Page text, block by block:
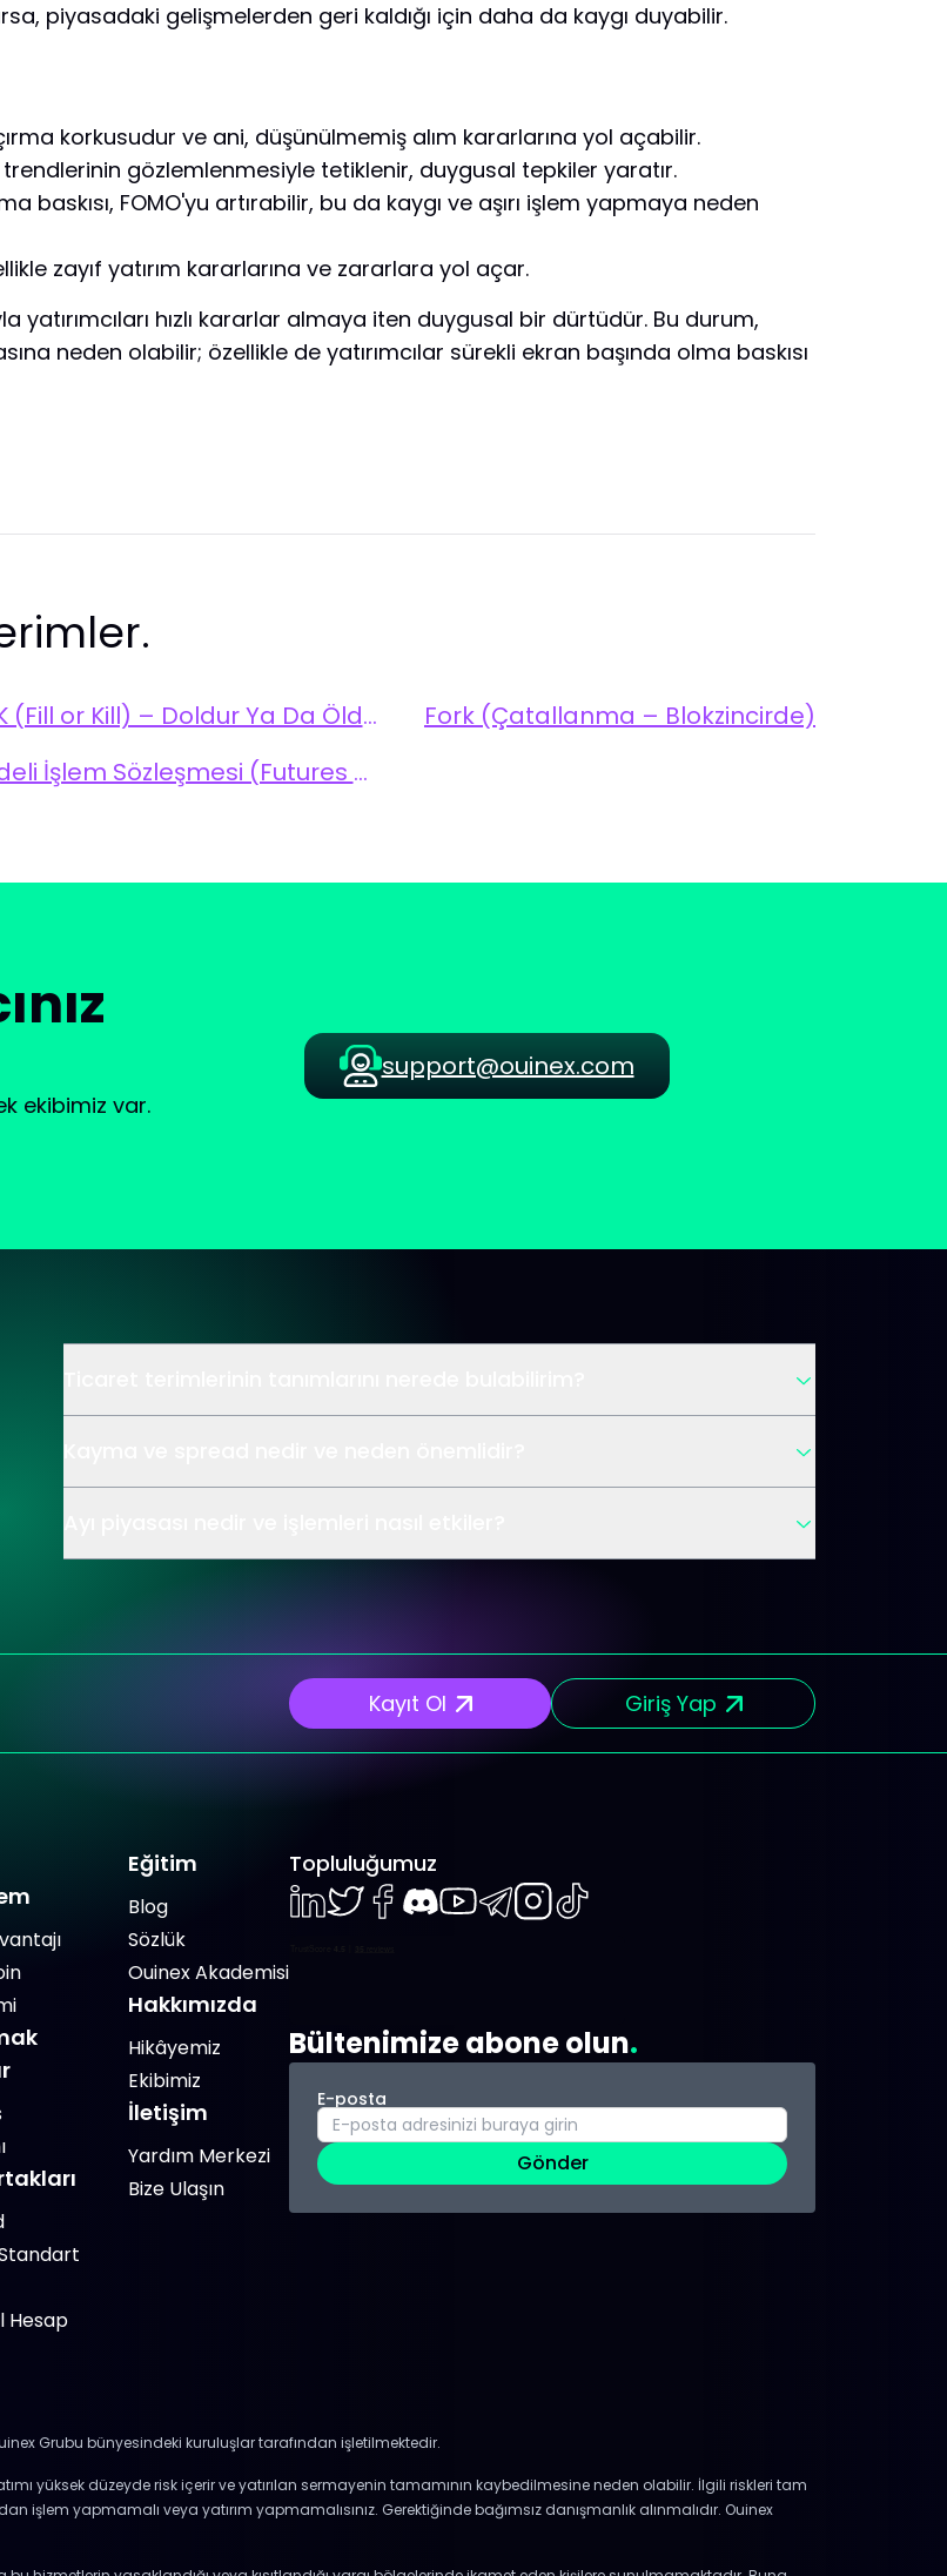
piyasadaki gelişmelerden geri kaldığı için daha da kaygı duyabilir.
korkusudur ve ani, düşünülmemiş alım kararlarına yol açabilir.
trendlerinin gözlemlenmesiyle tetiklenir, duygusal tepkiler yaratır.
baskısı, FOMO'yu artırabilir, bu da kaygı ve aşırı işlem yapmaya neden
zayıf yatırım kararlarına ve zararlara yol açar.
yatırımcıları hızlı kararlar almaya iten duygusal bir dürtüdür. Bu durum,
neden olabilir; özellikle de yatırımcılar sürekli ekran başında olma baskısı
FOK (Fill or Kill) – Doldur Ya Da Öldür Emri
Fork (Çatallanma – Blokzincirde)
Vadeli İşlem Sözleşmesi (Futures Contract)
ekibimiz var.
support@ouinex.com
Kayıt Ol Giriş Yap
Hesap
Eğitim
Blog
Sözlük
Ouinex Akademisi
Hakkımızda
Hikâyemiz
Ekibimiz
İletişim
Yardım Merkezi
Bize Ulaşın
Topluluğumuz
Bültenimize abone olun
E-posta
Gönder
Grubu bünyesindeki kuruluşlar tarafından işletilmektedir.
yüksek düzeyde risk içerir ve yatırılan sermayenin tamamının kaybedilmesine neden olabilir. İlgili riskleri tam
yapmamalı veya yatırım yapmamalısınız. Gerektiğinde bağımsız danışmanlık alınmalıdır. Ouinex